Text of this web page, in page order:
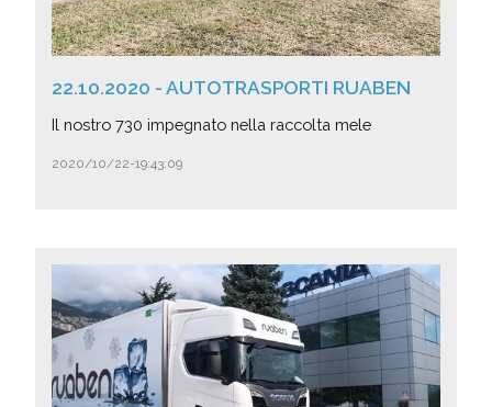
22.10.2020 - AUTOTRASPORTI RUABEN
Il nostro 730 impegnato nella raccolta mele
2020/10/22-19:43:09